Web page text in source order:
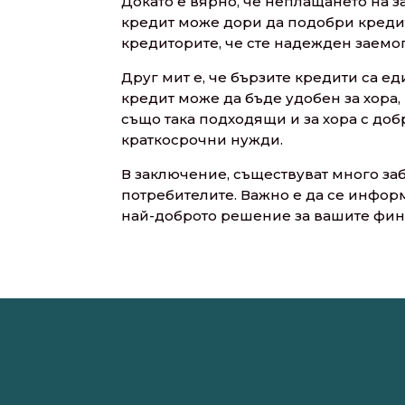
кредит може дори да подобри
кредиторите, че сте надежден
Друг мит е, че бързите кредити са
кредит може да бъде удобен за
също така подходящи и за хора с
краткосрочни нужди.
В заключение, съществуват много
потребителите. Важно е да се
най-доброто решение за вашите